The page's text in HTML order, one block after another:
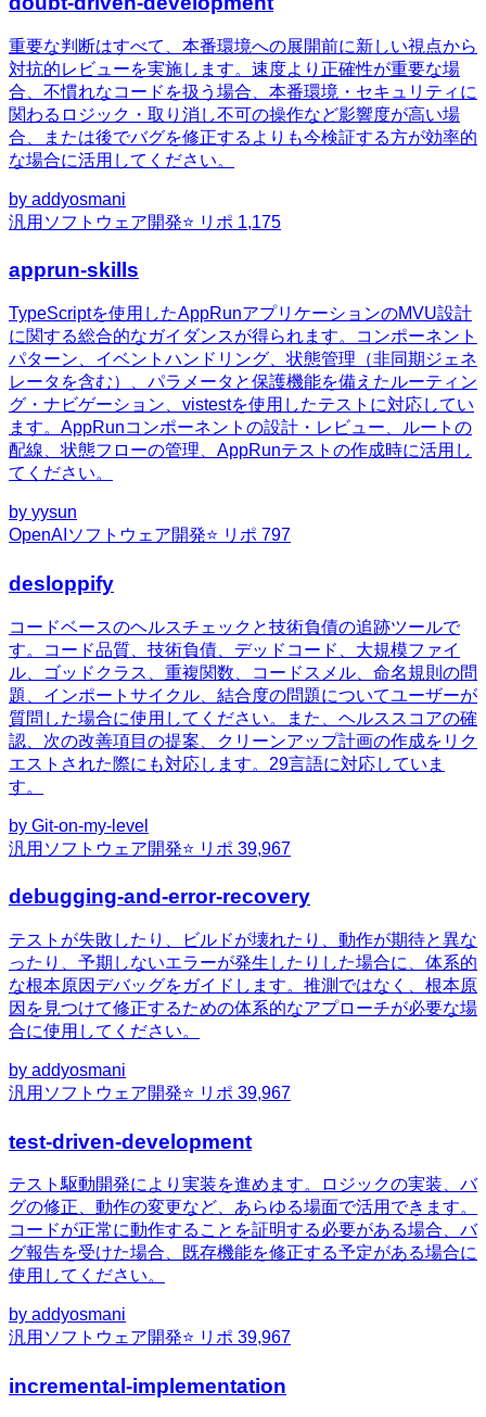
重要な判断はすべて、本番環境への展開前に新しい視点から
対抗的レビューを実施します。速度より正確性が重要な場
合、不慣れなコードを扱う場合、本番環境・セキュリティに
関わるロジック・取り消し不可の操作など影響度が高い場
合、または後でバグを修正するよりも今検証する方が効率的
な場合に活用してください。
by addyosmani
汎用 ソフトウェア開発⭐ リポ 1,175
apprun-skills
TypeScriptを使用したAppRunアプリケーションのMVU設計
に関する総合的なガイダンスが得られます。コンポーネント
パターン、イベントハンドリング、状態管理（非同期ジェネ
レータを含む）、パラメータと保護機能を備えたルーティン
グ・ナビゲーション、vistestを使用したテストに対応してい
ます。AppRunコンポーネントの設計・レビュー、ルートの
配線、状態フローの管理、AppRunテストの作成時に活用し
てください。
by yysun
OpenAI ソフトウェア開発⭐ リポ 797
desloppify
コードベースのヘルスチェックと技術負債の追跡ツールで
す。コード品質、技術負債、デッドコード、大規模ファイ
ル、ゴッドクラス、重複関数、コードスメル、命名規則の問
題、インポートサイクル、結合度の問題についてユーザーが
質問した場合に使用してください。また、ヘルススコアの確
認、次の改善項目の提案、クリーンアップ計画の作成をリク
エストされた際にも対応します。29言語に対応していま
す。
by Git-on-my-level
汎用 ソフトウェア開発⭐ リポ 39,967
debugging-and-error-recovery
テストが失敗したり、ビルドが壊れたり、動作が期待と異な
ったり、予期しないエラーが発生したりした場合に、体系的
な根本原因デバッグをガイドします。推測ではなく、根本原
因を見つけて修正するための体系的なアプローチが必要な場
合に使用してください。
by addyosmani
汎用 ソフトウェア開発⭐ リポ 39,967
test-driven-development
テスト駆動開発により実装を進めます。ロジックの実装、バ
グの修正、動作の変更など、あらゆる場面で活用できます。
コードが正常に動作することを証明する必要がある場合、バ
グ報告を受けた場合、既存機能を修正する予定がある場合に
使用してください。
by addyosmani
汎用 ソフトウェア開発⭐ リポ 39,967
incremental-implementation